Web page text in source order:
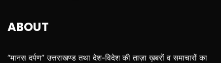
ABOUT
“मानस दर्पण” उत्तराखण्ड तथा देश-विदेश की ताज़ा ख़बरों व समाचारों का